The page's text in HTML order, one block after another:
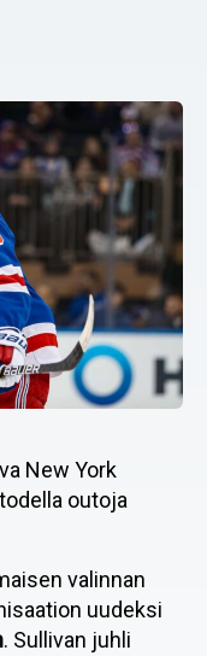
New York
outoja
valinnan
uudeksi
. Sullivan juhli